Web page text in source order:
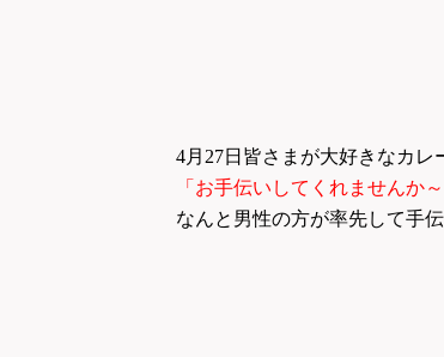
4月27日皆さまが大好きなカレ
「お手伝いしてくれませんか～
なんと男性の方が率先して手